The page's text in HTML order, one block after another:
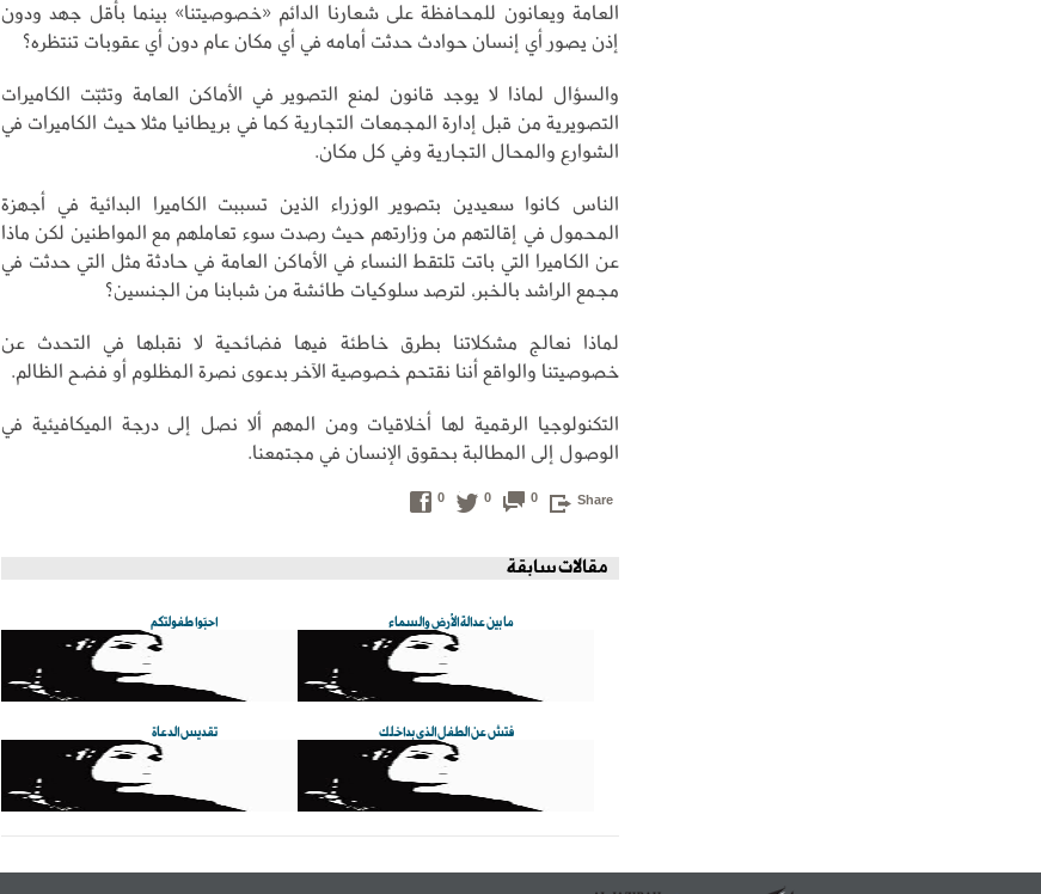
العامة ويعانون للمحافظة على شعارنا الدائم «خصوصيتنا» بينما بأقل جهد ودون
إذن يصور أي إنسان حوادث حدثت أمامه في أي مكان عام دون أي عقوبات تنتظره؟
والسؤال لماذا لا يوجد قانون لمنع التصوير في الأماكن العامة وتثبّت الكاميرات
التصويرية من قبل إدارة المجمعات التجارية كما في بريطانيا مثلا حيث الكاميرات في
الشوارع والمحال التجارية وفي كل مكان.
الناس كانوا سعيدين بتصوير الوزراء الذين تسببت الكاميرا البدائية في أجهزة
المحمول في إقالتهم من وزارتهم حيث رصدت سوء تعاملهم مع المواطنين لكن ماذا
عن الكاميرا التي باتت تلتقط النساء في الأماكن العامة في حادثة مثل التي حدثت في
مجمع الراشد بالخبر، لترصد سلوكيات طائشة من شبابنا من الجنسين؟
لماذا نعالج مشكلاتنا بطرق خاطئة فيها فضائحية لا نقبلها في التحدث عن
خصوصيتنا والواقع أننا نقتحم خصوصية الآخر بدعوى نصرة المظلوم أو فضح الظالم.
التكنولوجيا الرقمية لها أخلاقيات ومن المهم ألا نصل إلى درجة الميكافيئية في
الوصول إلى المطالبة بحقوق الإنسان في مجتمعنا.
Share
0
0
0
مقالات سابقة
احبّوا طفولتكم ما بين عدالة الأرض والسماء
تقديس الدعاة فتش عن الطفل الذي بداخلك